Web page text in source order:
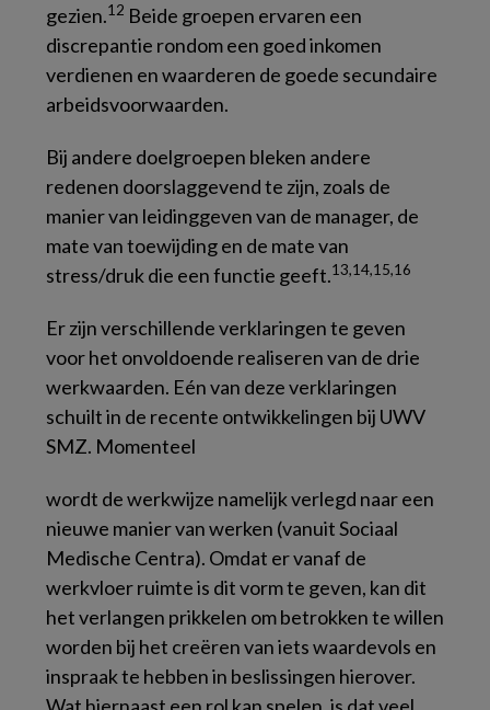
gezien.12 Beide groepen ervaren een
discrepantie rondom een goed inkomen
verdienen en waarderen de goede secundaire
arbeidsvoorwaarden.
Bij andere doelgroepen bleken andere
redenen doorslaggevend te zijn, zoals de
manier van leidinggeven van de manager, de
mate van toewijding en de mate van
stress/druk die een functie geeft.13,14,15,16
Er zijn verschillende verklaringen te geven
voor het onvoldoende realiseren van de drie
werkwaarden. Eén van deze verklaringen
schuilt in de recente ontwikkelingen bij UWV
SMZ. Momenteel
wordt de werkwijze namelijk verlegd naar een
nieuwe manier van werken (vanuit Sociaal
Medische Centra). Omdat er vanaf de
werkvloer ruimte is dit vorm te geven, kan dit
het verlangen prikkelen om betrokken te willen
worden bij het creëren van iets waardevols en
inspraak te hebben in beslissingen hierover.